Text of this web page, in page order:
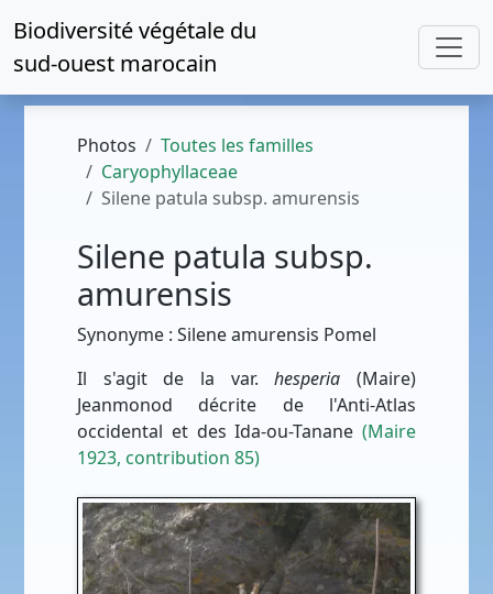
Biodiversité végétale du
sud-ouest marocain
Photos
Toutes les familles
Caryophyllaceae
Silene patula subsp. amurensis
Silene patula subsp.
amurensis
Synonyme : Silene amurensis Pomel
Il s'agit de la var. hesperia (Maire)
Jeanmonod décrite de l'Anti-Atlas
occidental et des Ida-ou-Tanane (Maire
1923, contribution 85)